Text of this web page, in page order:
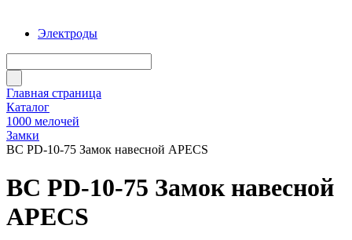
Электроды
Главная страница
Каталог
1000 мелочей
Замки
BC PD-10-75 Замок навесной APECS
BC PD-10-75 Замок навесной
APECS